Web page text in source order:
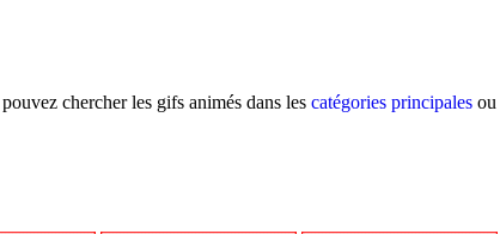
chercher les gifs animés dans les catégories principales ou